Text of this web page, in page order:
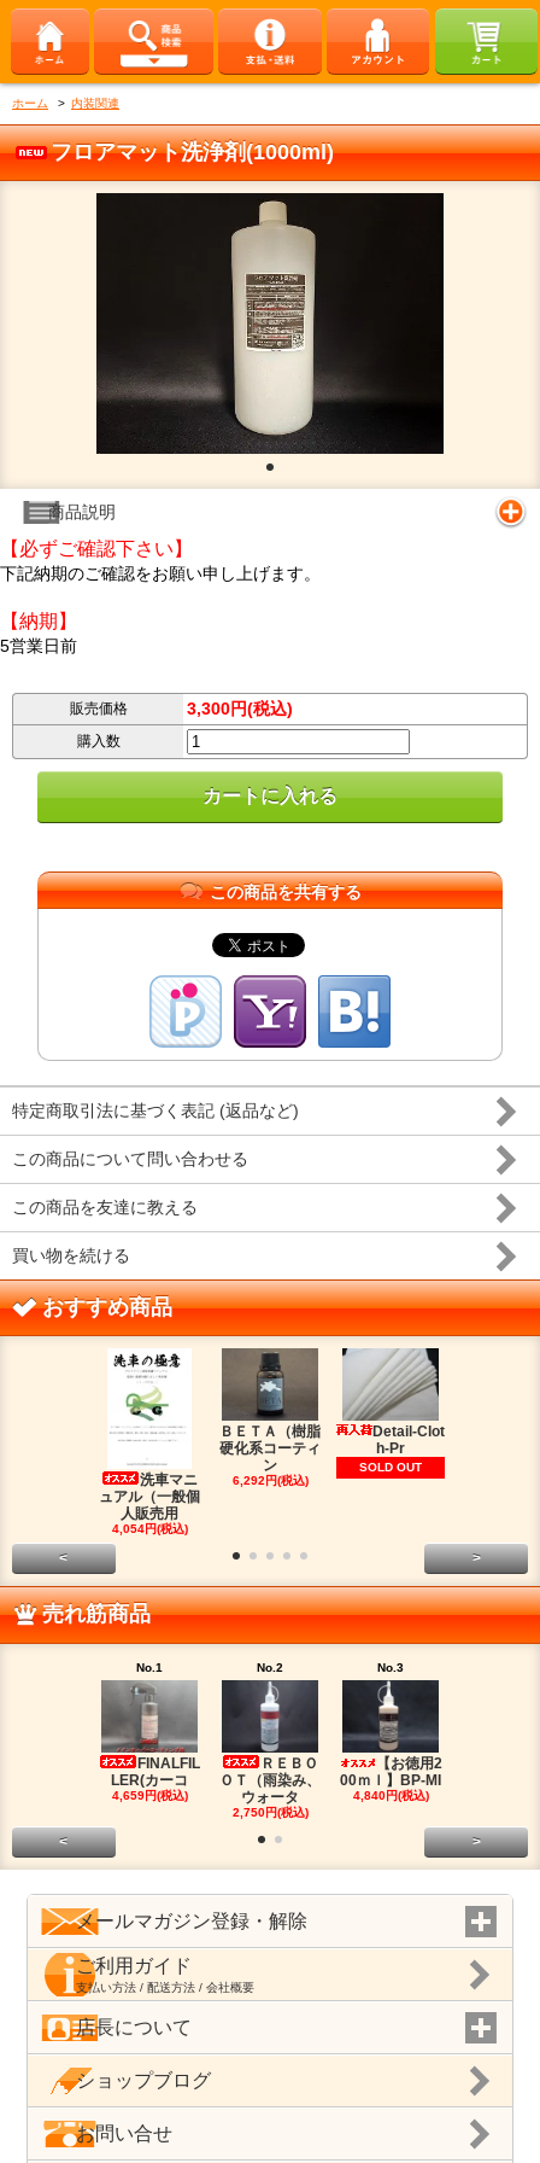
ホーム > 内装関連
フロアマット洗浄剤(1000ml)
商品説明
【必ずご確認下さい】
下記納期のご確認をお願い申し上げます。
【納期】
5営業日前
販売価格 3,300円(税込)
購入数
この商品を共有する
特定商取引法に基づく表記 (返品など)
この商品について問い合わせる
この商品を友達に教える
買い物を続ける
おすすめ商品
洗車マニ
ュアル（一般個
人販売用
4,054円(税込)
ＢＥＴＡ（樹脂
硬化系コーティ
ン
6,292円(税込)
Detail-Clot
h-Pr
SOLD OUT
< >
売れ筋商品
No.1
FINALFIL
LER(カーコ
4,659円(税込)
No.2
ＲＥＢＯ
ＯＴ（雨染み、
ウォータ
2,750円(税込)
No.3
【お徳用2
00ｍｌ】BP-MI
4,840円(税込)
< >
メールマガジン登録・解除
ご利用ガイド
支払い方法 / 配送方法 / 会社概要
店長について
ショップブログ
お問い合せ